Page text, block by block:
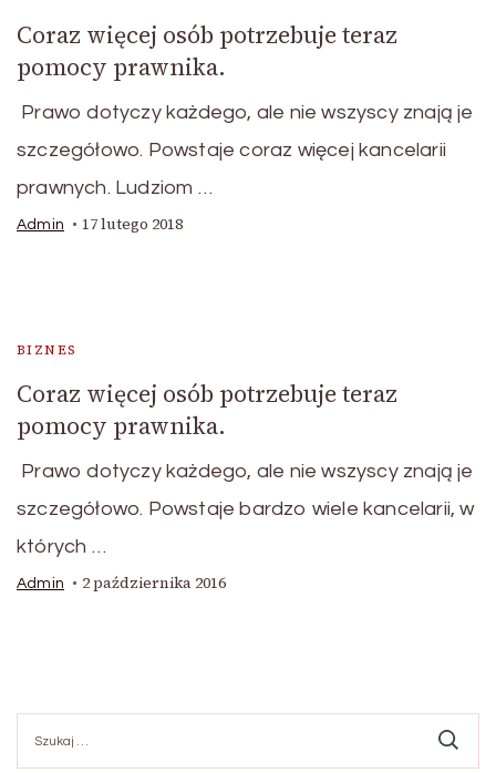
Coraz więcej osób potrzebuje teraz
pomocy prawnika.
Prawo dotyczy każdego, ale nie wszyscy znają je
szczegółowo. Powstaje coraz więcej kancelarii
prawnych. Ludziom …
Admin 17 lutego 2018
BIZNES
Coraz więcej osób potrzebuje teraz
pomocy prawnika.
Prawo dotyczy każdego, ale nie wszyscy znają je
szczegółowo. Powstaje bardzo wiele kancelarii, w
których …
Admin 2 października 2016